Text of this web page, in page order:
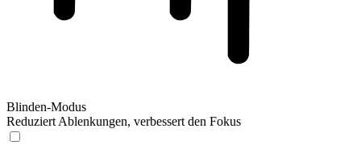
Blinden-Modus
Reduziert Ablenkungen, verbessert den Fokus